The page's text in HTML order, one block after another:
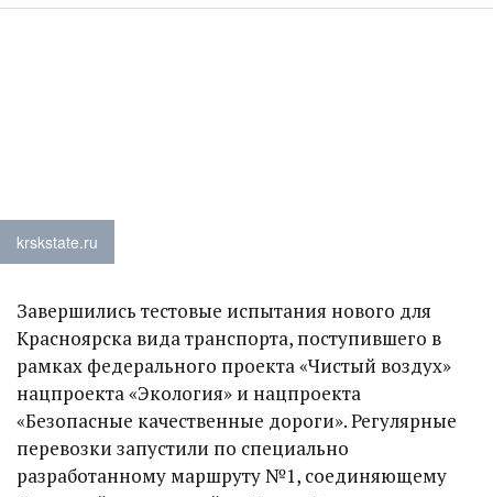
krskstate.ru
Завершились тестовые испытания нового для
Красноярска вида транспорта, поступившего в
рамках федерального проекта «Чистый воздух»
нацпроекта «Экология» и нацпроекта
«Безопасные качественные дороги». Регулярные
перевозки запустили по специально
разработанному маршруту №1, соединяющему